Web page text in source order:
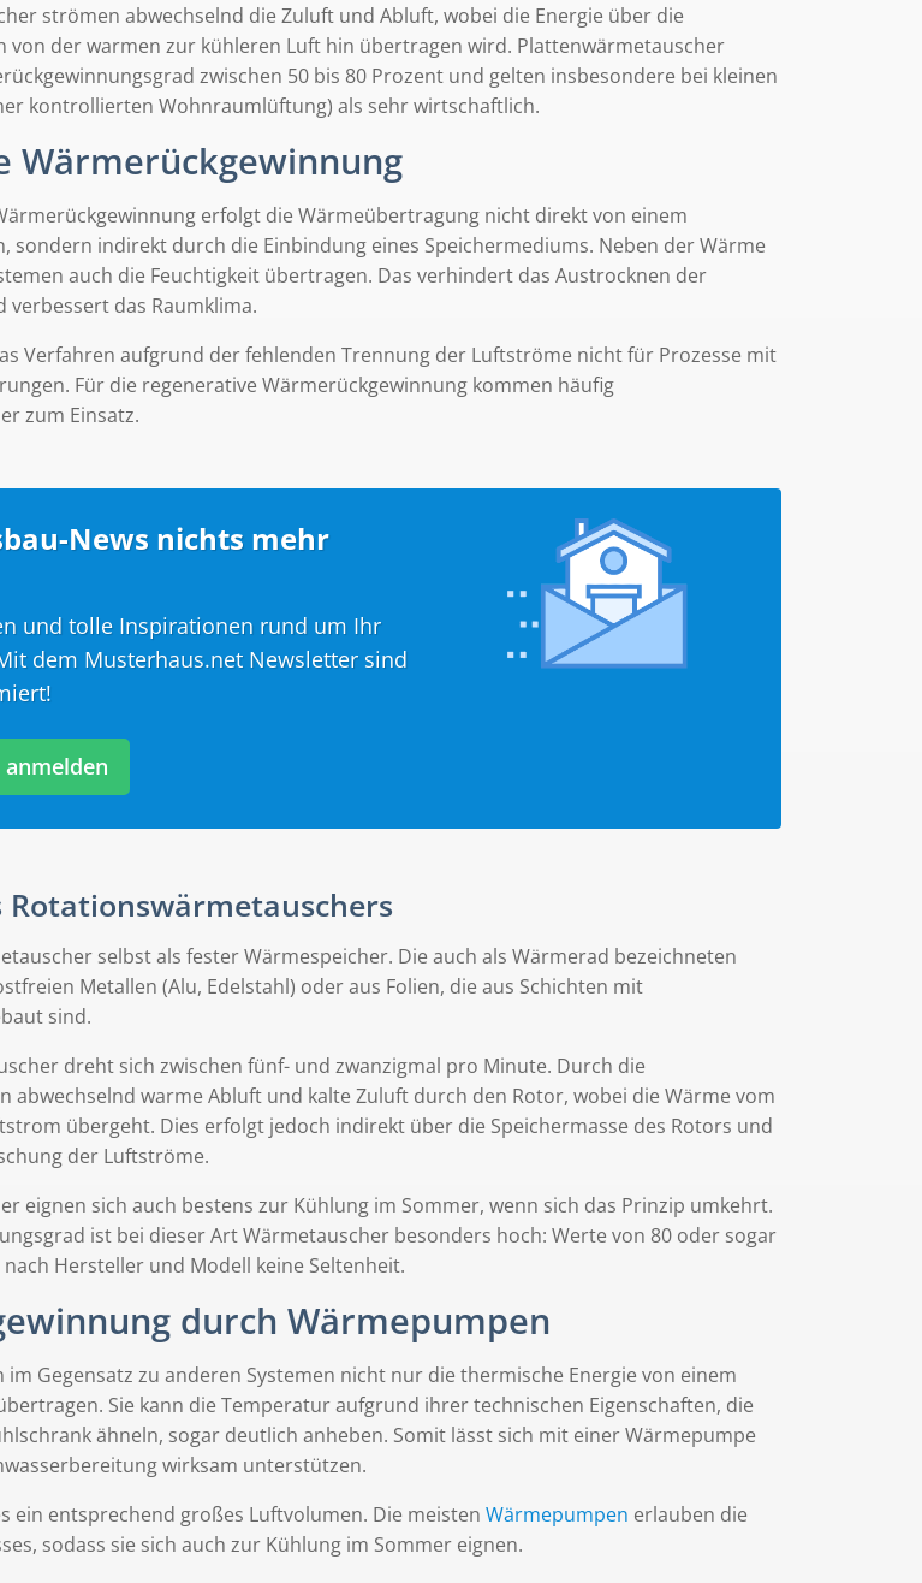
strömen abwechselnd die Zuluft und Abluft, wobei die Energie über die
von der warmen zur kühleren Luft hin übertragen wird. Plattenwärmetauscher
zwischen 50 bis 80 Prozent und gelten insbesondere bei kleinen
kontrollierten Wohnraumlüftung) als sehr wirtschaftlich.
Wärmerückgewinnung
erfolgt die Wärmeübertragung nicht direkt von einem
sondern indirekt durch die Einbindung eines Speichermediums. Neben der Wärme
auch die Feuchtigkeit übertragen. Das verhindert das Austrocknen der
das Raumklima.
Verfahren aufgrund der fehlenden Trennung der Luftströme nicht für Prozesse mit
Für die regenerative Wärmerückgewinnung kommen häufig
zum Einsatz.
News nichts mehr
und tolle Inspirationen rund um Ihr
dem Musterhaus.net Newsletter sind
Rotationswärmetauschers
selbst als fester Wärmespeicher. Die auch als Wärmerad bezeichneten
Metallen (Alu, Edelstahl) oder aus Folien, die aus Schichten mit
sind.
dreht sich zwischen fünf- und zwanzigmal pro Minute. Durch die
abwechselnd warme Abluft und kalte Zuluft durch den Rotor, wobei die Wärme vom
übergeht. Dies erfolgt jedoch indirekt über die Speichermasse des Rotors und
der Luftströme.
eignen sich auch bestens zur Kühlung im Sommer, wenn sich das Prinzip umkehrt.
ist bei dieser Art Wärmetauscher besonders hoch: Werte von 80 oder sogar
Hersteller und Modell keine Seltenheit.
durch Wärmepumpen
im Gegensatz zu anderen Systemen nicht nur die thermische Energie von einem
Sie kann die Temperatur aufgrund ihrer technischen Eigenschaften, die
ähneln, sogar deutlich anheben. Somit lässt sich mit einer Wärmepumpe
wirksam unterstützen.
ein entsprechend großes Luftvolumen. Die meisten Wärmepumpen erlauben die
sodass sie sich auch zur Kühlung im Sommer eignen.